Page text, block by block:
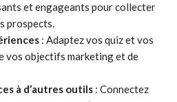
et engageants pour collecter
prospects.
: Adaptez vos quiz et vos
vos objectifs marketing et de
à d’autres outils : Connectez